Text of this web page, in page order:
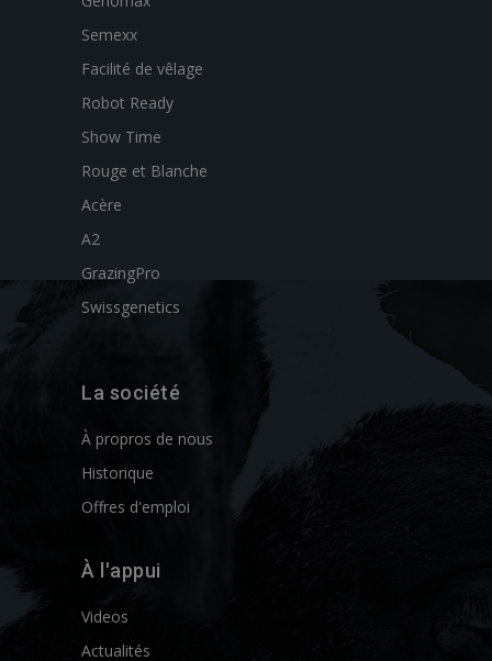
Semexx
Facilité de vêlage
Robot Ready
Show Time
Rouge et Blanche
Acère
A2
GrazingPro
Swissgenetics
La société
À propros de nous
Historique
Offres d'emploi
À l'appui
Videos
Actualités